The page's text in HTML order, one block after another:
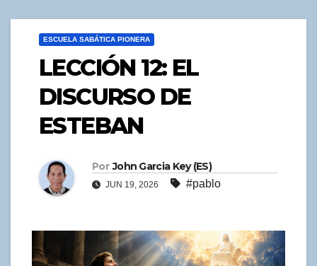
ESCUELA SABÁTICA PIONERA
LECCIÓN 12: EL
DISCURSO DE
ESTEBAN
Por John Garcia Key (ES)
JUN 19, 2026 #pablo